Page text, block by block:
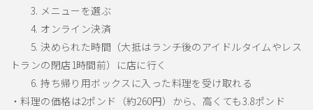
3. メニューを選ぶ
4. オンライン決済
5. 決められた時間（大抵はランチ後のアイドルタイムやレス
トランの閉店1時間前）に店に行く
6. 持ち帰り用ボックスに入った料理を受け取れる
・料理の価格は2ポンド（約260円）から、高くても3.8ポンド